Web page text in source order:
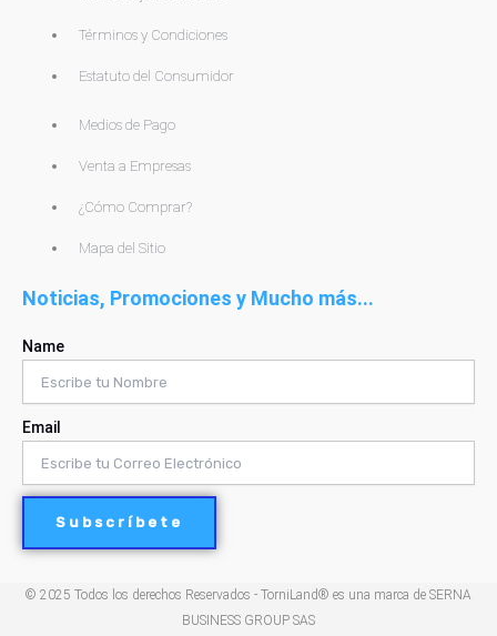
Términos y Condiciones
Estatuto del Consumidor
Medios de Pago
Venta a Empresas
¿Cómo Comprar?
Mapa del Sitio
Noticias, Promociones y Mucho más...
Name
Email
Subscríbete
© 2025 Todos los derechos Reservados - TorniLand® es una marca de SERNA
BUSINESS GROUP SAS